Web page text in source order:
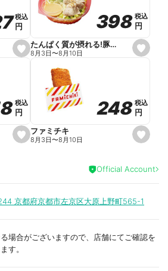
o
r
i
e
o
r
i
e
s
e
o
r
i
e
税込
税込
円
円
s
e
o
r
i
e
398
398 税込
税込
円
円
たんぱく質が摂れる!豚しゃぶのパスタサラダ
8月3日〜8月10日
s
e
i
t
税込
税込
円
円
s
e
a
i
t
248
248 税込
税込
円
円
ファミチキ
8月3日〜8月10日
Official Account
京都府京都市左京区大原上野町565-1
場合がございますので、店舗にてご確認を
す。